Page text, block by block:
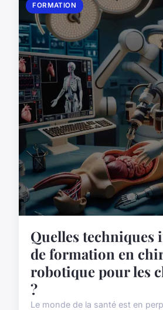
FORMATION
Quelles techniques
de formation en
robotique pour les
?
Le monde de la santé est en